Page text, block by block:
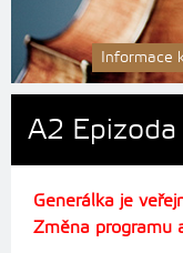
Informace
A2
Generálka je
Změna programu